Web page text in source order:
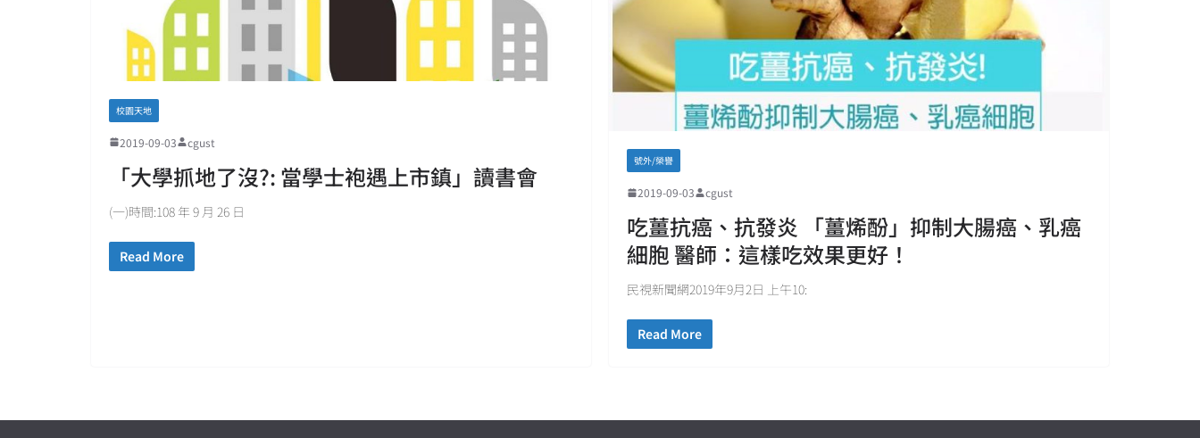
校園天地
2019-09-03 cgust
「大學抓地了沒?: 當學士袍遇上市鎮」讀書會
(一)時間:108 年 9 月 26 日
Read More
號外/榮譽
2019-09-03 cgust
吃薑抗癌、抗發炎 「薑烯酚」抑制大腸癌、乳癌
細胞 醫師：這樣吃效果更好！
民視新聞網2019年9月2日 上午10:
Read More